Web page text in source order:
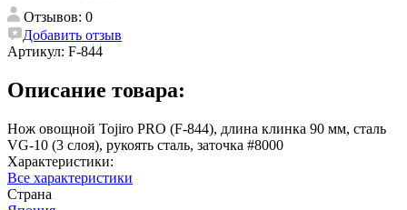
Отзывов: 0
Добавить отзыв
Артикул: F-844
Описание товара:
Нож овощной Tojiro PRO (F-844), длина клинка 90 мм, сталь
VG-10 (3 слоя), рукоять сталь, заточка #8000
Характеристики:
Все характеристики
Страна